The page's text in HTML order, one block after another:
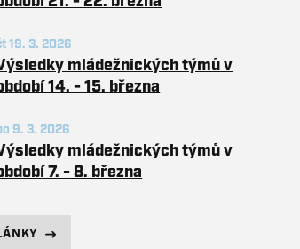
19. 3. 2026
mládežnických týmů v
14. - 15. března
9. 3. 2026
mládežnických týmů v
7. - 8. března